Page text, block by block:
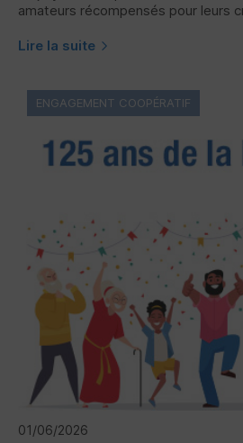
amateurs récompensés pour leurs
Lire la suite
01/06/2026
ENGAGEMENT COOPÉRATIF